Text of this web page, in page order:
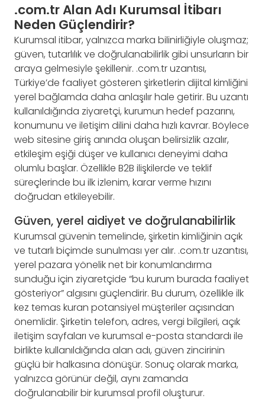
.com.tr Alan Adı Kurumsal İtibarı
Neden Güçlendirir?
Kurumsal itibar, yalnızca marka bilinirliğiyle oluşmaz;
güven, tutarlılık ve doğrulanabilirlik gibi unsurların bir
araya gelmesiyle şekillenir. .com.tr uzantısı,
Türkiye’de faaliyet gösteren şirketlerin dijital kimliğini
yerel bağlamda daha anlaşılır hale getirir. Bu uzantı
kullanıldığında ziyaretçi, kurumun hedef pazarını,
konumunu ve iletişim dilini daha hızlı kavrar. Böylece
web sitesine giriş anında oluşan belirsizlik azalır,
etkileşim eşiği düşer ve kullanıcı deneyimi daha
olumlu başlar. Özellikle B2B ilişkilerde ve teklif
süreçlerinde bu ilk izlenim, karar verme hızını
doğrudan etkileyebilir.
Güven, yerel aidiyet ve doğrulanabilirlik
Kurumsal güvenin temelinde, şirketin kimliğinin açık
ve tutarlı biçimde sunulması yer alır. .com.tr uzantısı,
yerel pazara yönelik net bir konumlandırma
sunduğu için ziyaretçide “bu kurum burada faaliyet
gösteriyor” algısını güçlendirir. Bu durum, özellikle ilk
kez temas kuran potansiyel müşteriler açısından
önemlidir. Şirketin telefon, adres, vergi bilgileri, açık
iletişim sayfaları ve kurumsal e-posta standardı ile
birlikte kullanıldığında alan adı, güven zincirinin
güçlü bir halkasına dönüşür. Sonuç olarak marka,
yalnızca görünür değil, aynı zamanda
doğrulanabilir bir kurumsal profil oluşturur.